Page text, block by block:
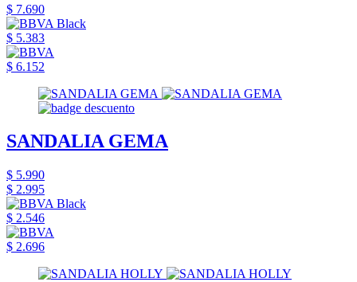
$ 7.690
$ 5.383
$ 6.152
SANDALIA GEMA
$ 5.990
$ 2.995
$ 2.546
$ 2.696